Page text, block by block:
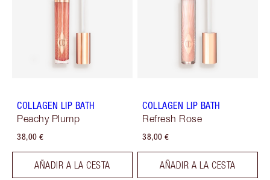
COLLAGEN LIP BATH
Peachy Plump
38,00 €
AÑADIR A LA CESTA
COLLAGEN LIP BATH
Refresh Rose
38,00 €
AÑADIR A LA CESTA